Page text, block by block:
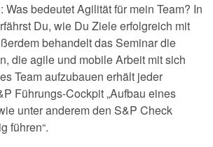
Was bedeutet Agilität für mein Team? In
Du, wie Du Ziele erfolgreich mit
behandelt das Seminar die
die agile und mobile Arbeit mit sich
Team aufzubauen erhält jeder
Führungs-Cockpit „Aufbau eines
unter anderem den S&P Check
führen“.